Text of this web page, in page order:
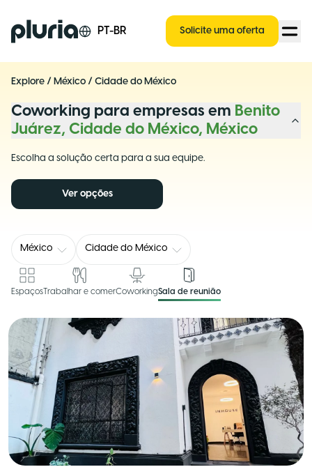
Logo Pluria PT-BR Solicite uma oferta
Explore / México / Cidade do México
Coworking para empresas em Benito
Juárez, Cidade do México, México
Escolha a solução certa para a sua equipe.
Ver opções
México Cidade do México
EspaçosTrabalhar e comerCoworkingSala de reunião